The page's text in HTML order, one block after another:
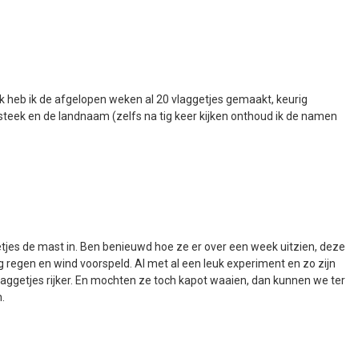
heb ik de afgelopen weken al 20 vlaggetjes gemaakt, keurig
en de landnaam (zelfs na tig keer kijken onthoud ik de namen
de mast in. Ben benieuwd hoe ze er over een week uitzien, deze
regen en wind voorspeld. Al met al een leuk experiment en zo zijn
rijker. En mochten ze toch kapot waaien, dan kunnen we ter